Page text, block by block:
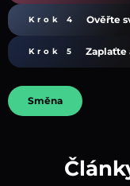
Krok 4 Ověřte
Krok 5 Zaplaťte
Směna